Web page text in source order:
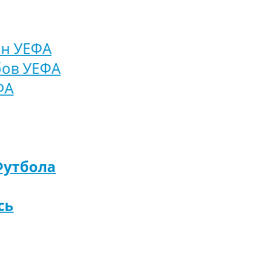
УЕФА
УЕФА